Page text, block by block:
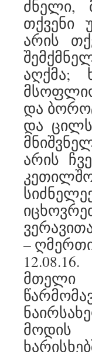
ძნელი,
თქვენი
არის
აღქმა;
და
და ცილს
არის
–
12.08.16.
მთელი
მოდის